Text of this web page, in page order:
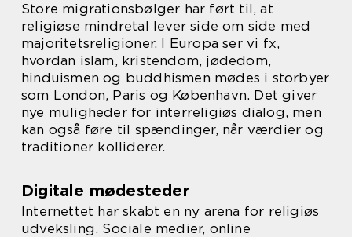
Store migrationsbølger har ført til, at
religiøse mindretal lever side om side med
majoritetsreligioner. I Europa ser vi fx,
hvordan islam, kristendom, jødedom,
hinduismen og buddhismen mødes i storbyer
som London, Paris og København. Det giver
nye muligheder for interreligiøs dialog, men
kan også føre til spændinger, når værdier og
traditioner kolliderer.
Digitale mødesteder
Internettet har skabt en ny arena for religiøs
udveksling. Sociale medier, online